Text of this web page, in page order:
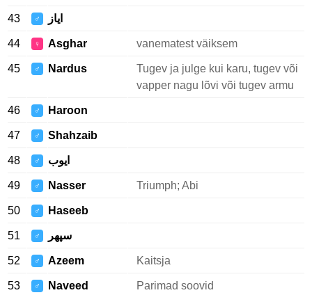
43 ♂ اياز
44 ♀ Asghar vanematest väiksem
45 ♂ Nardus
Tugev ja julge kui karu, tugev või
vapper nagu lõvi või tugev armu
46 ♂ Haroon
47 ♂ Shahzaib
48 ♂ ایوب
49 ♂ Nasser Triumph; Abi
50 ♂ Haseeb
51 ♂ سپهر
52 ♂ Azeem Kaitsja
53 ♂ Naveed Parimad soovid